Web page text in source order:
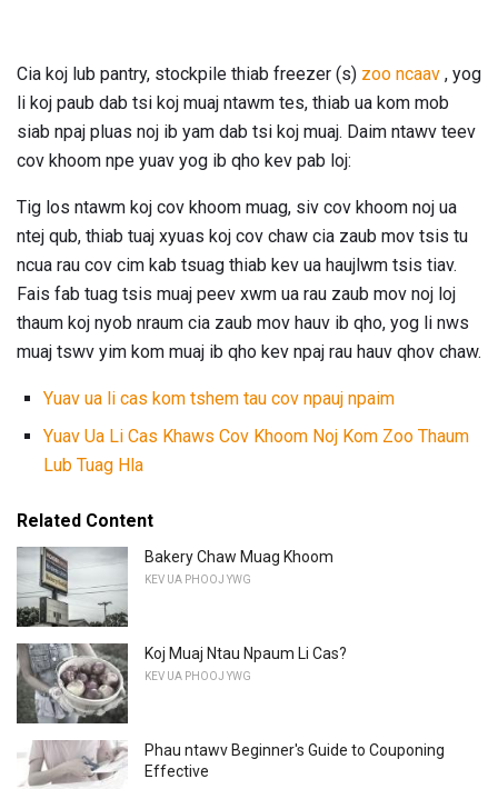
Cia koj lub pantry, stockpile thiab freezer (s) zoo ncaav , yog
li koj paub dab tsi koj muaj ntawm tes, thiab ua kom mob
siab npaj pluas noj ib yam dab tsi koj muaj. Daim ntawv teev
cov khoom npe yuav yog ib qho kev pab loj:
Tig los ntawm koj cov khoom muag, siv cov khoom noj ua
ntej qub, thiab tuaj xyuas koj cov chaw cia zaub mov tsis tu
ncua rau cov cim kab tsuag thiab kev ua haujlwm tsis tiav.
Fais fab tuag tsis muaj peev xwm ua rau zaub mov noj loj
thaum koj nyob nraum cia zaub mov hauv ib qho, yog li nws
muaj tswv yim kom muaj ib qho kev npaj rau hauv qhov chaw.
Yuav ua li cas kom tshem tau cov npauj npaim
Yuav Ua Li Cas Khaws Cov Khoom Noj Kom Zoo Thaum
Lub Tuag Hla
Related Content
Bakery Chaw Muag Khoom
KEV UA PHOOJ YWG
Koj Muaj Ntau Npaum Li Cas?
KEV UA PHOOJ YWG
Phau ntawv Beginner's Guide to Couponing
Effective